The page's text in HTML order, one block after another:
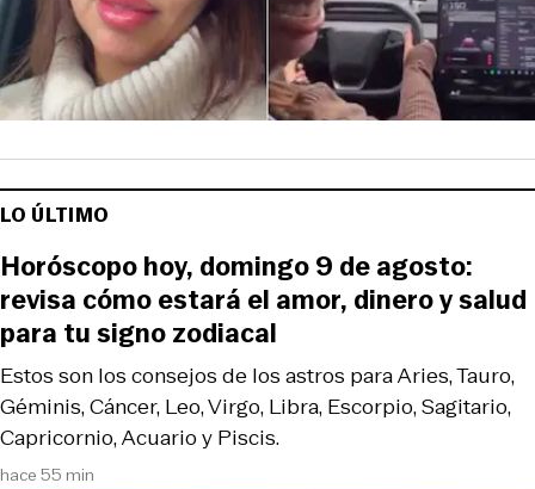
LO ÚLTIMO
hace 55 min
Estos son los consejos de los astros para Aries, Tauro,
Géminis, Cáncer, Leo, Virgo, Libra, Escorpio, Sagitario,
Capricornio, Acuario y Piscis.
Horóscopo hoy, domingo 9 de agosto:
revisa cómo estará el amor, dinero y salud
para tu signo zodiacal